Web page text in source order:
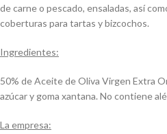
de carne o pescado, ensaladas, así
coberturas para tartas y bizcochos.
Ingredientes:
50% de Aceite de Oliva Virgen Extra
azúcar y goma xantana. No contiene
La empresa: